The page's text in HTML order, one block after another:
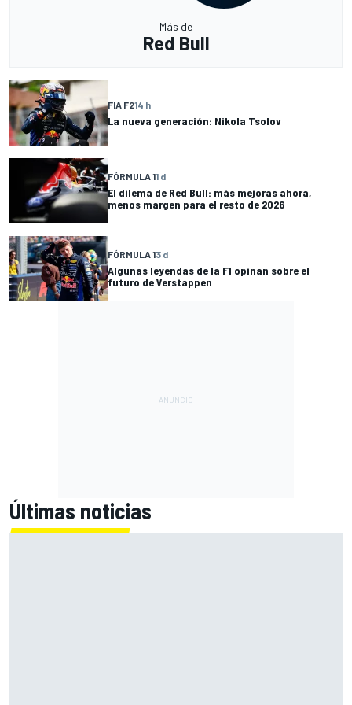
Más de
Red Bull
FIA F214 h
La nueva generación: Nikola Tsolov
FÓRMULA 11 d
El dilema de Red Bull: más mejoras ahora,
menos margen para el resto de 2026
FÓRMULA 13 d
Algunas leyendas de la F1 opinan sobre el
futuro de Verstappen
Últimas noticias